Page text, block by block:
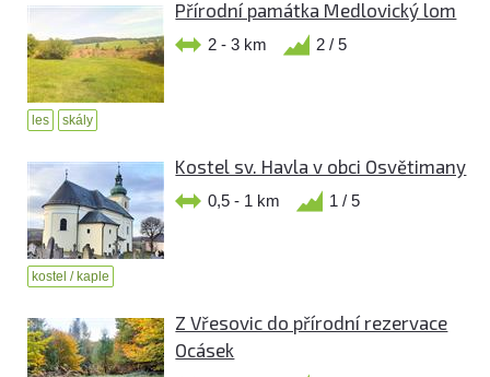
Přírodní památka Medlovický lom
2 - 3 km 2 / 5
les skály
Kostel sv. Havla v obci Osvětimany
0,5 - 1 km 1 / 5
kostel / kaple
Z Vřesovic do přírodní rezervace
Ocásek